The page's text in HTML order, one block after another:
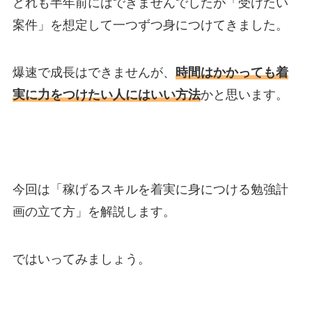
どれも半年前にはできませんでしたが「受けたい
案件」を想定して一つずつ身につけてきました。
爆速で成長はできませんが、 時間はかかっても着
実に力をつけたい人にはいい方法かと思います。
今回は「稼げるスキルを着実に身につける勉強計
画の立て方」を解説します。
ではいってみましょう。